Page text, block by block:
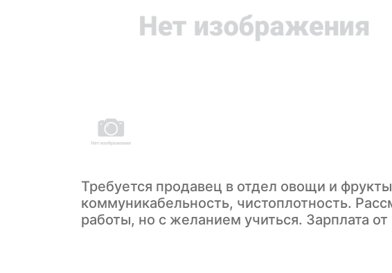
Требуется продавец в отдел овощи и
коммуникабельность, чистоплотность.
работы, но с желанием учиться. Зарплата